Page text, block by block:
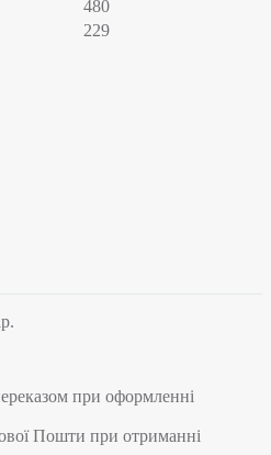
480
229
при оформленні
Пошти при отриманні